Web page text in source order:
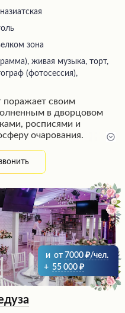
зона
живая музыка, торт,
(фотосессия),
поражает своим
в дворцовом
росписями и
очарования.
на высшем
ваши вкусовые
Кабинет
выбором для
в компании
воспоминания,
сердца.
и от 7000
/чел.
+ 55 000